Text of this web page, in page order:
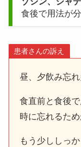
食後で用法が
患者さんの訴え
昼、夕飲み忘れ
食直前と食後
時に忘れるため
もう少ししっ